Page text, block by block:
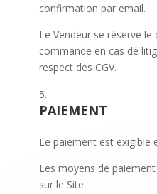
confirmation par email.
Le Vendeur se réserve
commande en cas de
respect des CGV.
PAIEMENT
Le paiement est exigible
Les moyens de
sur le Site.